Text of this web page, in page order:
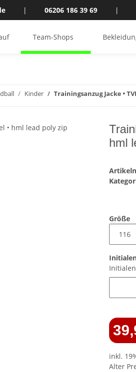
| 06206 186 39 69 |
Team-Shops
Kinder Trainingsanzug Jacke •
hml
Größe
inkl.
Alter